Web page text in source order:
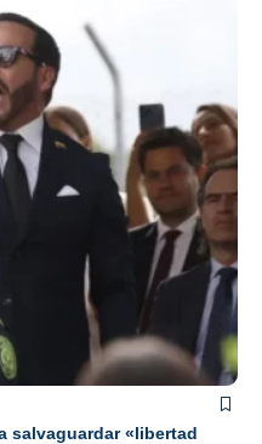
salvaguardar «libertad